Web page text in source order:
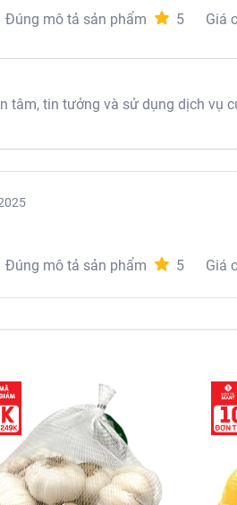
Đúng mô tả sản phẩm 5 Giá
tâm, tin tưởng và sử dụng dịch vụ
Đúng mô tả sản phẩm 5 Giá